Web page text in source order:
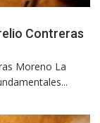
Contreras
Moreno La